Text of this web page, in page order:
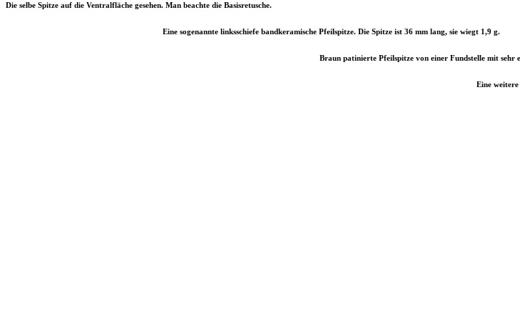
Die selbe Spitze auf die Ventralfläche gesehen. Man beachte die Basisretusche.
Eine sogenannte linksschiefe bandkeramische Pfeilspitze. Die Spitze ist 36 mm lang, sie wiegt 1,9 g.
Braun patinierte Pfeilspitze von einer Fundstelle mit sehr
Eine